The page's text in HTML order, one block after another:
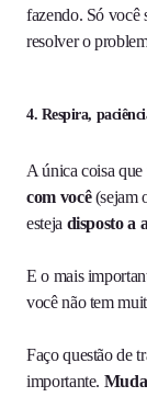
fazendo. Só você
resolver o
4. Respira,
A única coisa
com você(sejam
esteja disposto a
E o mais
você não tem
Faço questão de
importante.